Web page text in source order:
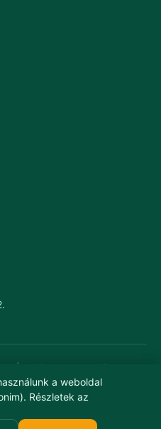
Érd, Piroska utca 12./2. ·
· Adószám: 24062828-2-13
49020013 · OTP 11742111-
a weboldal
Részletek az